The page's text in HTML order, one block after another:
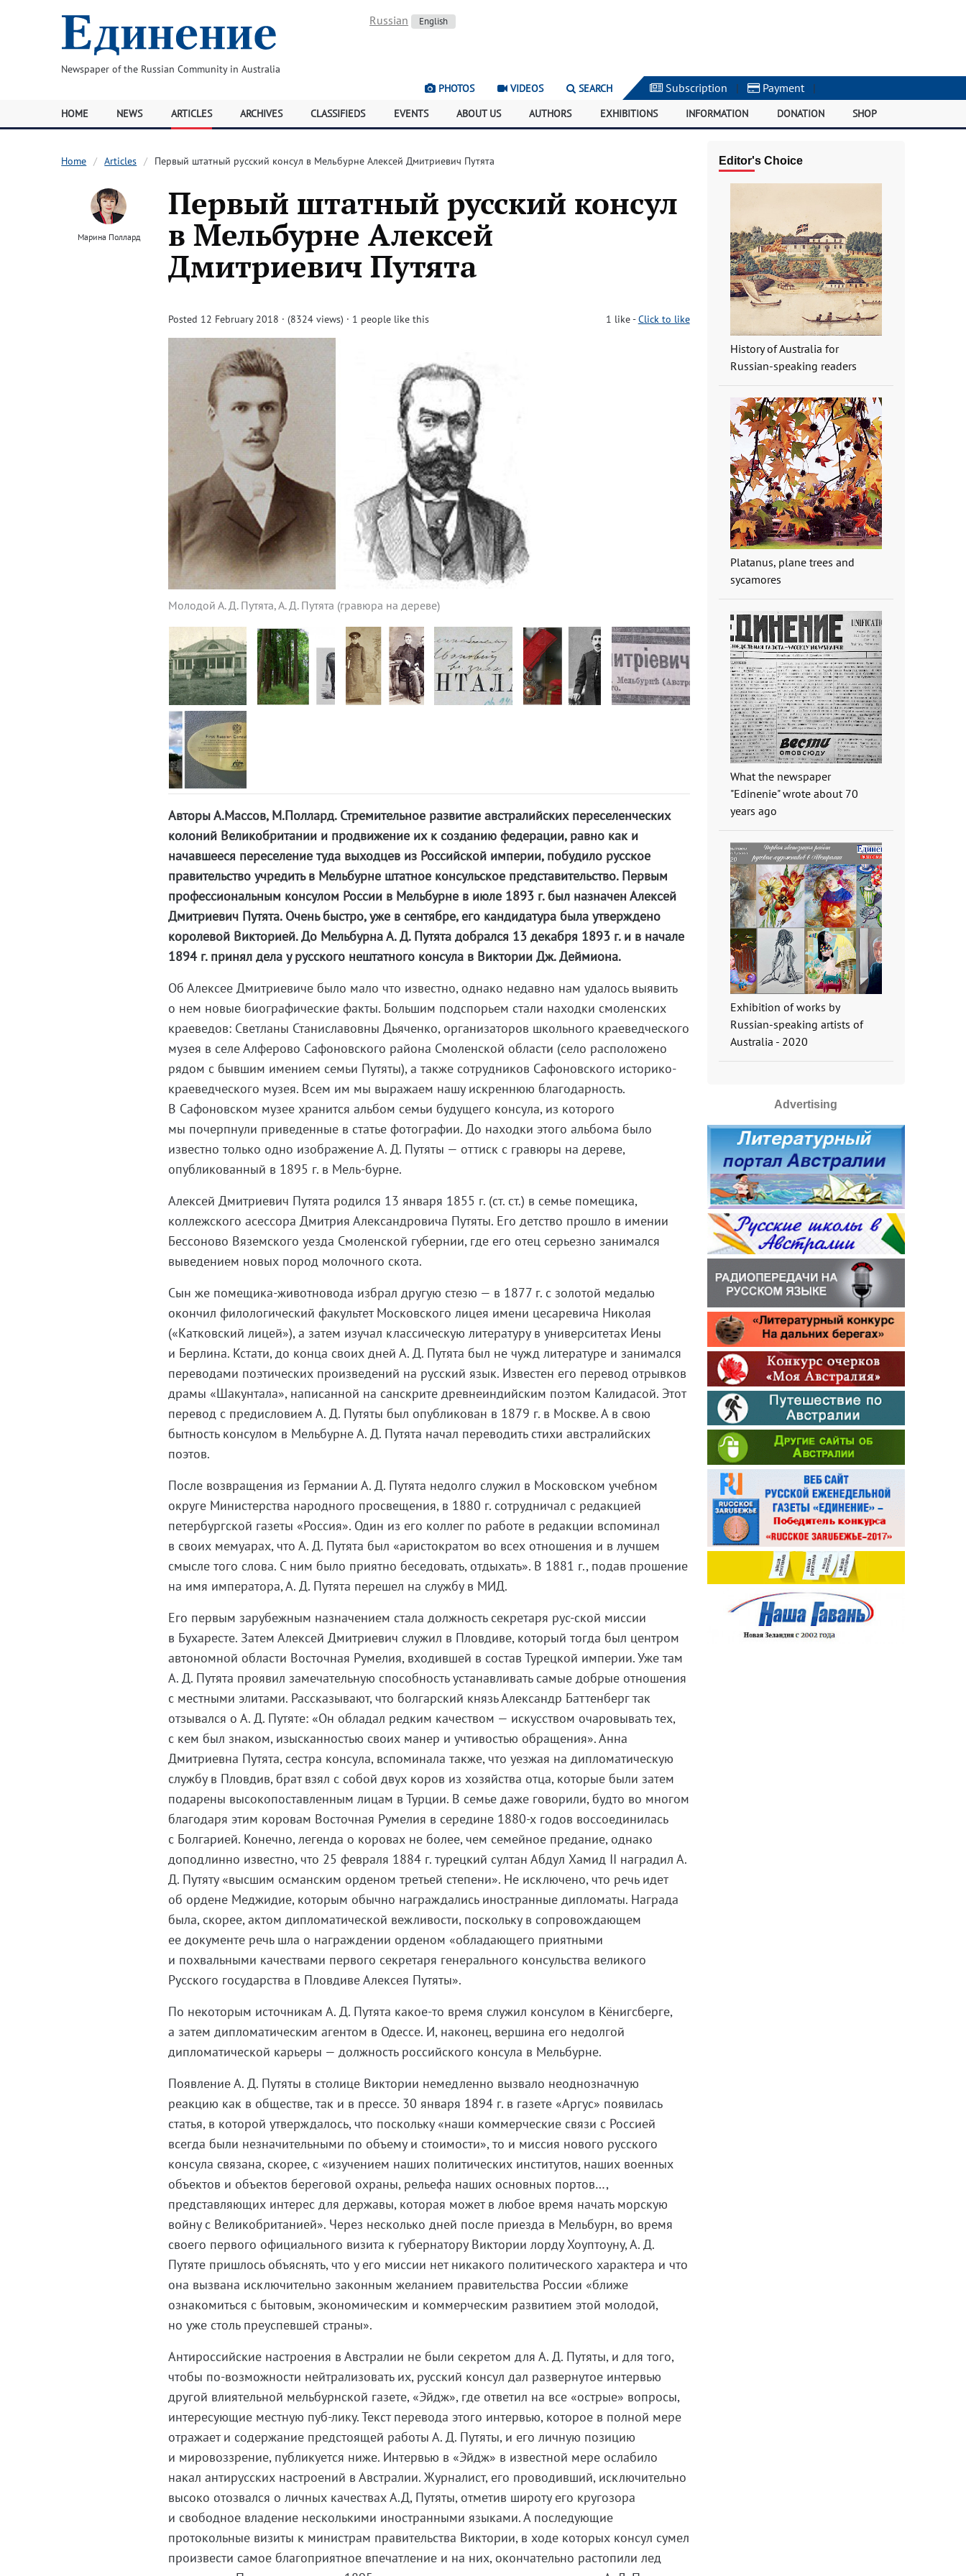
Newspaper of the Russian Community in Australia
Russian English
PHOTOS VIDEOS SEARCH Subscription | Payment |
HOME NEWS ARTICLES ARCHIVES CLASSIFIEDS EVENTS ABOUT US AUTHORS EXHIBITIONS INFORMATION DONATION SHOP
Home Articles Первый штатный русский консул в Мельбурне Алексей Дмитриевич Путята
Марина Поллард
Первый штатный русский консул
в Мельбурне Алексей
Дмитриевич Путята
Posted 12 February 2018 · (8324 views) · 1 people like this 1 like-Click to like
Молодой А. Д. Путята, А. Д. Путята (гравюра на дереве)
Авторы А.Массов, М.Поллард. Стремительное развитие австралийских переселенческих
колоний Великобритании и продвижение их к созданию федерации, равно как и
начавшееся переселение туда выходцев из Российской империи, побудило русское
правительство учредить в Мельбурне штатное консульское представительство. Первым
профессиональным консулом России в Мельбурне в июле 1893 г. был назначен Алексей
Дмитриевич Путята. Очень быстро, уже в сентябре, его кандидатура была утверждено
королевой Викторией. До Мельбурна А. Д. Путята добрался 13 декабря 1893 г. и в начале
1894 г. принял дела у русского нештатного консула в Виктории Дж. Деймиона.
Об Алексее Дмитриевиче было мало что известно, однако недавно нам удалось выявить
о нем новые биографические факты. Большим подспорьем стали находки смоленских
краеведов: Светланы Станиславовны Дьяченко, организаторов школьного краеведческого
музея в селе Алферово Сафоновского района Смоленской области (село расположено
рядом с бывшим имением семьи Путяты), а также сотрудников Сафоновского историко-
краеведческого музея. Всем им мы выражаем нашу искреннюю благодарность.
В Сафоновском музее хранится альбом семьи будущего консула, из которого
мы почерпнули приведенные в статье фотографии. До находки этого альбома было
известно только одно изображение А. Д. Путяты — оттиск с гравюры на дереве,
опубликованный в 1895 г. в Мель-бурне.
Алексей Дмитриевич Путята родился 13 января 1855 г. (ст. ст.) в семье помещика,
коллежского асессора Дмитрия Александровича Путяты. Его детство прошло в имении
Бессоново Вяземского уезда Смоленской губернии, где его отец серьезно занимался
выведением новых пород молочного скота.
Сын же помещика-животновода избрал другую стезю — в 1877 г. с золотой медалью
окончил филологический факультет Московского лицея имени цесаревича Николая
(«Катковский лицей»), а затем изучал классическую литературу в университетах Иены
и Берлина. Кстати, до конца своих дней А. Д. Путята был не чужд литературе и занимался
переводами поэтических произведений на русский язык. Известен его перевод отрывков
драмы «Шакунтала», написанной на санскрите древнеиндийским поэтом Калидасой. Этот
перевод с предисловием А. Д. Путяты был опубликован в 1879 г. в Москве. А в свою
бытность консулом в Мельбурне А. Д. Путята начал переводить стихи австралийских
поэтов.
После возвращения из Германии А. Д. Путята недолго служил в Московском учебном
округе Министерства народного просвещения, в 1880 г. сотрудничал с редакцией
петербургской газеты «Россия». Один из его коллег по работе в редакции вспоминал
в своих мемуарах, что А. Д. Путята был «аристократом во всех отношения и в лучшем
смысле того слова. С ним было приятно беседовать, отдыхать». В 1881 г., подав прошение
на имя императора, А. Д. Путята перешел на службу в МИД.
Его первым зарубежным назначением стала должность секретаря рус-ской миссии
в Бухаресте. Затем Алексей Дмитриевич служил в Пловдиве, который тогда был центром
автономной области Восточная Румелия, входившей в состав Турецкой империи. Уже там
А. Д. Путята проявил замечательную способность устанавливать самые добрые отношения
с местными элитами. Рассказывают, что болгарский князь Александр Баттенберг так
отзывался о А. Д. Путяте: «Он обладал редким качеством — искусством очаровывать тех,
с кем был знаком, изысканностью своих манер и учтивостью обращения». Анна
Дмитриевна Путята, сестра консула, вспоминала также, что уезжая на дипломатическую
службу в Пловдив, брат взял с собой двух коров из хозяйства отца, которые были затем
подарены высокопоставленным лицам в Турции. В семье даже говорили, будто во многом
благодаря этим коровам Восточная Румелия в середине 1880-х годов воссоединилась
с Болгарией. Конечно, легенда о коровах не более, чем семейное предание, однако
доподлинно известно, что 25 февраля 1884 г. турецкий султан Абдул Хамид II наградил А.
Д. Путяту «высшим османским орденом третьей степени». Не исключено, что речь идет
об ордене Меджидие, которым обычно награждались иностранные дипломаты. Награда
была, скорее, актом дипломатической вежливости, поскольку в сопровождающем
ее документе речь шла о награждении орденом «обладающего приятными
и похвальными качествами первого секретаря генерального консульства великого
Русского государства в Пловдиве Алексея Путяты».
По некоторым источникам А. Д. Путята какое-то время служил консулом в Кёнигсберге,
а затем дипломатическим агентом в Одессе. И, наконец, вершина его недолгой
дипломатической карьеры — должность российского консула в Мельбурне.
Появление А. Д. Путяты в столице Виктории немедленно вызвало неоднозначную
реакцию как в обществе, так и в прессе. 30 января 1894 г. в газете «Аргус» появилась
статья, в которой утверждалось, что поскольку «наши коммерческие связи с Россией
всегда были незначительными по объему и стоимости», то и миссия нового русского
консула связана, скорее, с «изучением наших политических институтов, наших военных
объектов и объектов береговой охраны, рельефа наших основных портов…,
представляющих интерес для державы, которая может в любое время начать морскую
войну с Великобританией». Через несколько дней после приезда в Мельбурн, во время
своего первого официального визита к губернатору Виктории лорду Хоуптоуну, А. Д.
Путяте пришлось объяснять, что у его миссии нет никакого политического характера и что
она вызвана исключительно законным желанием правительства России «ближе
ознакомиться с бытовым, экономическим и коммерческим развитием этой молодой,
но уже столь преуспевшей страны».
Антироссийские настроения в Австралии не были секретом для А. Д. Путяты, и для того,
чтобы по-возможности нейтрализовать их, русский консул дал развернутое интервью
другой влиятельной мельбурнской газете, «Эйдж», где ответил на все «острые» вопросы,
интересующие местную пуб-лику. Текст перевода этого интервью, которое в полной мере
отражает и содержание предстоящей работы А. Д. Путяты, и его личную позицию
и мировоззрение, публикуется ниже. Интервью в «Эйдж» в известной мере ослабило
накал антирусских настроений в Австралии. Журналист, его проводивший, исключительно
высоко отозвался о личных качествах А.Д, Путяты, отметив широту его кругозора
и свободное владение несколькими иностранными языками. А последующие
протокольные визиты к министрам правительства Виктории, в ходе которых консул сумел
произвести самое благоприятное впечатление и на них, окончательно растопили лед
Editor's Choice
History of Australia for
Russian-speaking readers
Platanus, plane trees and
sycamores
What the newspaper
"Edinenie" wrote about 70
years ago
Exhibition of works by
Russian-speaking artists of
Australia - 2020
Advertising